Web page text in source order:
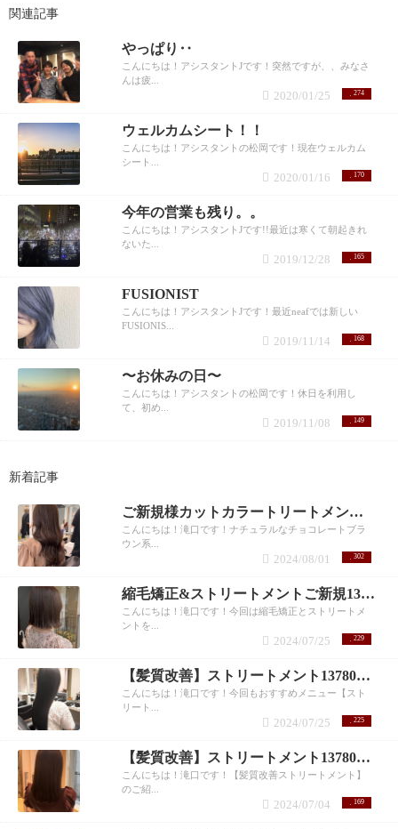
関連記事
やっぱり‥
こんにちは！アシスタントJです！突然ですが、、みなさ
んは疲...
274
2020/01/25
ウェルカムシート！！
こんにちは！アシスタントの松岡です！現在ウェルカム
シート...
170
2020/01/16
今年の営業も残り。。
こんにちは！アシスタントJです!!最近は寒くて朝起きれ
ないた...
165
2019/12/28
FUSIONIST
こんにちは！アシスタントJです！最近neafでは新しい
FUSIONIS...
168
2019/11/14
〜お休みの日〜
こんにちは！アシスタントの松岡です！休日を利用し
て、初め...
149
2019/11/08
新着記事
ご新規様カットカラートリートメント9990円！滝口
こんにちは！滝口です！ナチュラルなチョコレートブラ
ウン系...
302
2024/08/01
縮毛矯正&ストリートメントご新規13780円
こんにちは！滝口です！今回は縮毛矯正とストリートメ
ントを...
229
2024/07/25
【髪質改善】ストリートメント13780円！ 滝口
こんにちは！滝口です！今回もおすすめメニュー【スト
リート...
225
2024/07/25
【髪質改善】ストリートメント13780円！滝口
こんにちは！滝口です！【髪質改善ストリートメント】
のご紹...
169
2024/07/04